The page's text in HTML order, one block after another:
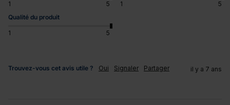
1 5 1
5
Qualité du produit
1 5
Trouvez-vous cet avis utile ? Oui Signaler Partager il y a 7 ans